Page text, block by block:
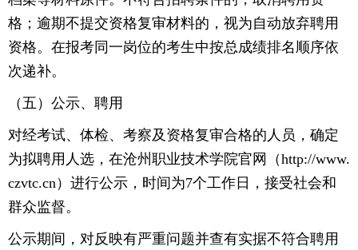
格；逾期不提交资格复审材料的，视为自动放弃聘用
资格。在报考同一岗位的考生中按总成绩排名顺序依
次递补。
（五）公示、聘用
对经考试、体检、考察及资格复审合格的人员，确定
为拟聘用人选，在沧州职业技术学院官网（http://www.
czvtc.cn）进行公示，时间为7个工作日，接受社会和
群众监督。
公示期间，对反映有严重问题并查有实据不符合聘用